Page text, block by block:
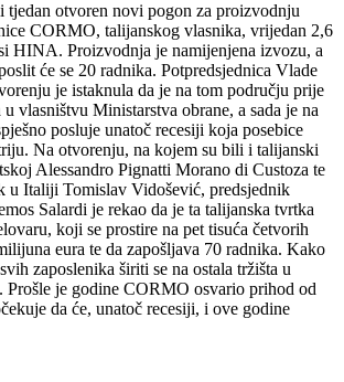
otvoren novi pogon za proizvodnju
CORMO, talijanskog vlasnika, vrijedan 2,6
HINA. Proizvodnja je namijenjena izvozu, a
će se 20 radnika. Potpredsjednica Vlade
je istaknula da je na tom području prije
vlasništvu Ministarstva obrane, a sada je na
posluje unatoč recesiji koja posebice
Na otvorenju, na kojem su bili i talijanski
Alessandro Pignatti Morano di Custoza te
u Italiji Tomislav Vidošević, predsjednik
Salardi je rekao da je ta talijanska tvrtka
koji se prostire na pet tisuća četvorih
eura te da zapošljava 70 radnika. Kako
zaposlenika širiti se na ostala tržišta u
Prošle je godine CORMO osvario prihod od
da će, unatoč recesiji, i ove godine